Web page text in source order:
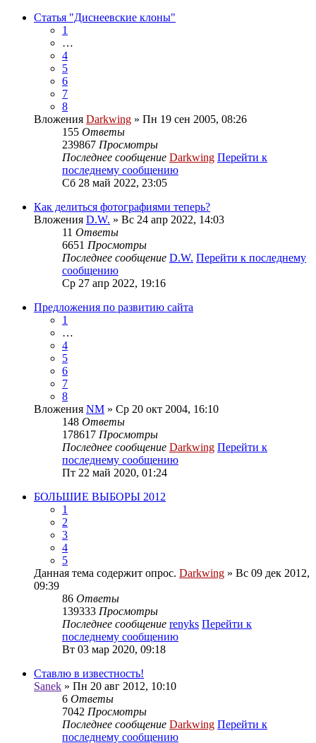
Статья "Диснеевские клоны"
1
…
4
5
6
7
8
Вложения Darkwing » Пн 19 сен 2005, 08:26
155 Ответы
239867 Просмотры
Последнее сообщение Darkwing Перейти к
последнему сообщению
Сб 28 май 2022, 23:05
Как делиться фотографиями теперь?
Вложения D.W. » Вс 24 апр 2022, 14:03
11 Ответы
6651 Просмотры
Последнее сообщение D.W. Перейти к последнему
сообщению
Ср 27 апр 2022, 19:16
Предложения по развитию сайта
1
…
4
5
6
7
8
Вложения NM » Ср 20 окт 2004, 16:10
148 Ответы
178617 Просмотры
Последнее сообщение Darkwing Перейти к
последнему сообщению
Пт 22 май 2020, 01:24
БОЛЬШИЕ ВЫБОРЫ 2012
1
2
3
4
5
Данная тема содержит опрос. Darkwing » Вс 09 дек 2012,
09:39
86 Ответы
139333 Просмотры
Последнее сообщение renyks Перейти к
последнему сообщению
Вт 03 мар 2020, 09:18
Ставлю в известность!
Sanek » Пн 20 авг 2012, 10:10
6 Ответы
7042 Просмотры
Последнее сообщение Darkwing Перейти к
последнему сообщению